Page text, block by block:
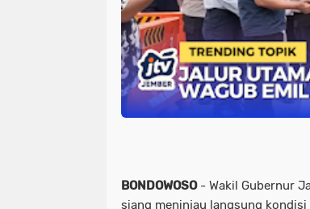
BONDOWOSO- Wakil Gubernur
siang meninjau langsung kondisi